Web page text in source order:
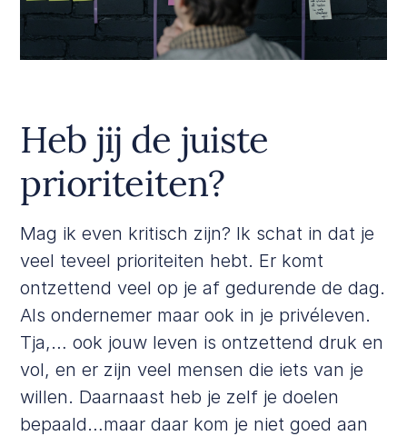
Heb jij de juiste
prioriteiten?
Mag ik even kritisch zijn? Ik schat in dat je
veel teveel prioriteiten hebt. Er komt
ontzettend veel op je af gedurende de dag.
Als ondernemer maar ook in je privéleven.
Tja,… ook jouw leven is ontzettend druk en
vol, en er zijn veel mensen die iets van je
willen. Daarnaast heb je zelf je doelen
bepaald…maar daar kom je niet goed aan